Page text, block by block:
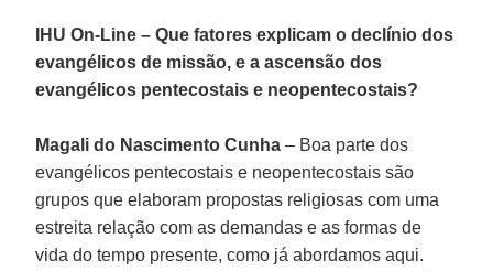
IHU On-Line – Que fatores explicam o declínio dos
evangélicos de missão, e a ascensão dos
evangélicos pentecostais e neopentecostais?
Magali do Nascimento Cunha – Boa parte dos
evangélicos pentecostais e neopentecostais são
grupos que elaboram propostas religiosas com uma
estreita relação com as demandas e as formas de
vida do tempo presente, como já abordamos aqui.